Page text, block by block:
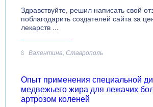
Здравствуйте, решил написать свой
поблагодарить создателей сайта за
лекарств ...
Валентина, Ставрополь
Опыт применения специальной
медвежьего жира для лежачих
артрозом коленей